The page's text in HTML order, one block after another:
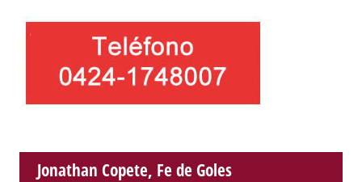
Jonathan Copete, Fe de Goles